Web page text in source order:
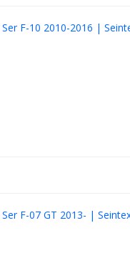
F-10 2010-2016 |
F-07 GT 2013- |